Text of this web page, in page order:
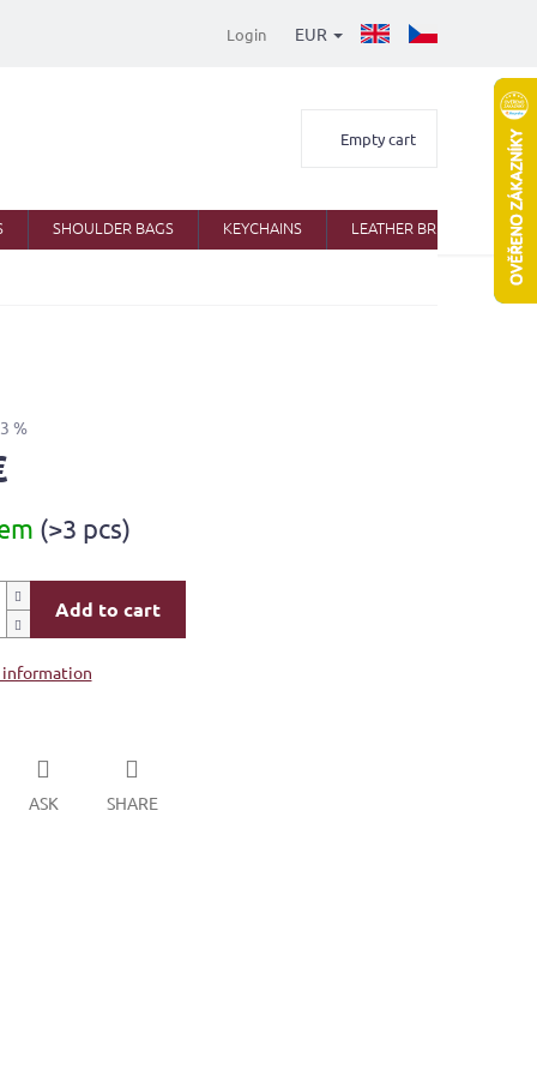
EUR
Login
Shopping
Empty cart
SHOULDER BAGS KEYCHAINS LEATHER BRIEFCASES
%
(>3 pcs)
Add to cart
ASK SHARE